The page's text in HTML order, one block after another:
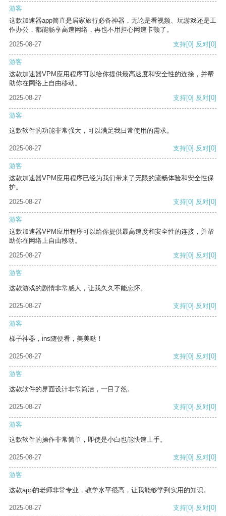
游客
这款加速器app简直是居家旅行必备神器，无论是看视频、玩游戏还是工
作办公，都能畅享高速网络，再也不用担心网速卡顿了。
2025-08-27
支持[0] 反对[0]
游客
这款加速器VPM应用程序可以给你提供最高速度和安全性的连接，并帮
助你在网络上自由移动。
2025-08-27
支持[0] 反对[0]
游客
这款软件的功能非常强大，可以满足我日常使用的需求。
2025-08-27 支持[0] 反对[0]
游客
这款加速器VPM应用程序已经为我们带来了无限的流畅体验和安全性保
护。
2025-08-27
支持[0] 反对[0]
游客
这款加速器VPM应用程序可以给你提供最高速度和安全性的连接，并帮
助你在网络上自由移动。
2025-08-27
支持[0] 反对[0]
游客
这款游戏的剧情非常感人，让我久久不能忘怀。
2025-08-27 支持[0] 反对[0]
游客
梯子神器，ins随便看，美美哒！
2025-08-27 支持[0] 反对[0]
游客
这款软件的界面设计非常简洁，一目了然。
2025-08-27 支持[0] 反对[0]
游客
这款软件的操作非常简单，即使是小白也能快速上手。
2025-08-27 支持[0] 反对[0]
游客
这款app的老师非常专业，教学水平很高，让我能够学到实用的知识。
2025-08-27 支持[0] 反对[0]